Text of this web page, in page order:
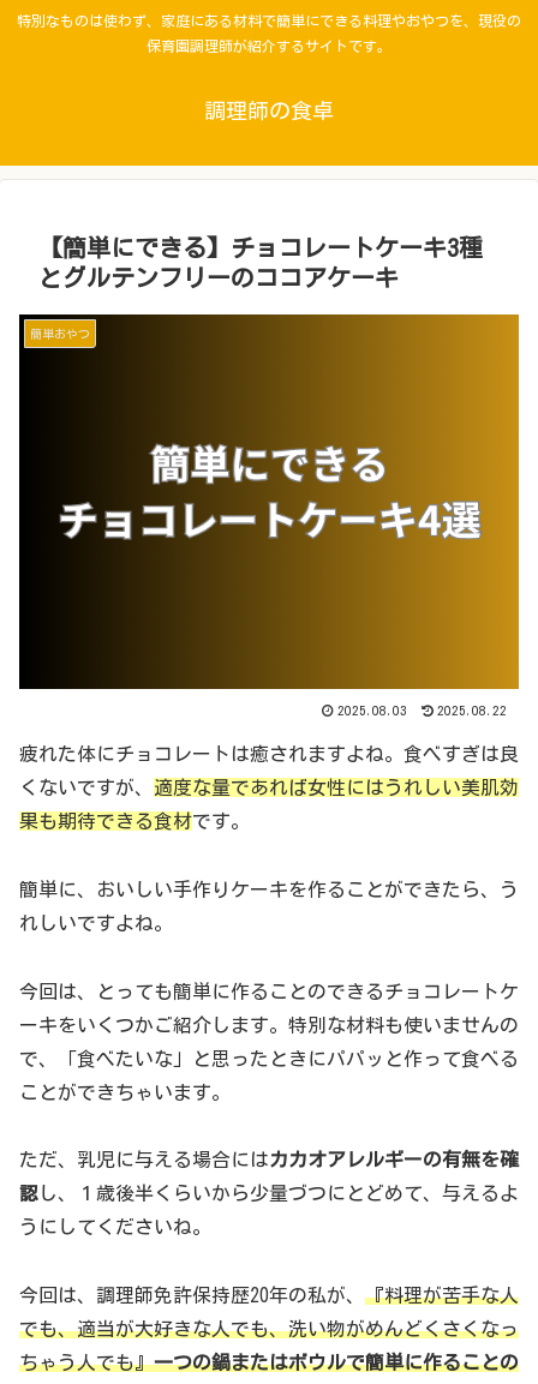
特別なものは使わず、家庭にある材料で簡単にできる料理やおやつを、現役の
保育園調理師が紹介するサイトです。
調理師の食卓
【簡単にできる】チョコレートケーキ3種
とグルテンフリーのココアケーキ
簡単おやつ
2025.08.03 2025.08.22
疲れた体にチョコレートは癒されますよね。食べすぎは良
くないですが、 適度な量であれば女性にはうれしい美肌効
果も期待できる食材です。
簡単に、おいしい手作りケーキを作ることができたら、う
れしいですよね。
今回は、とっても簡単に作ることのできるチョコレートケ
ーキをいくつかご紹介します。特別な材料も使いませんの
で、「食べたいな」と思ったときにパパッと作って食べる
ことができちゃいます。
ただ、乳児に与える場合にはカカオアレルギーの有無を確
認し、１歳後半くらいから少量づつにとどめて、与えるよ
うにしてくださいね。
今回は、調理師免許保持歴20年の私が、 『料理が苦手な人
でも、適当が大好きな人でも、洗い物がめんどくさくなっ
ちゃう人でも』一つの鍋またはボウルで簡単に作ることの